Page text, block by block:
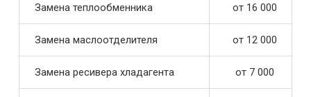
Замена теплообменника от 16 000
Замена маслоотделителя от 12 000
Замена ресивера хладагента от 7 000